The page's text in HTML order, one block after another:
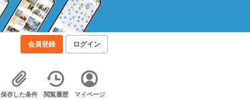
会員登録 ログイン
保存した条件 閲覧履歴 マイページ